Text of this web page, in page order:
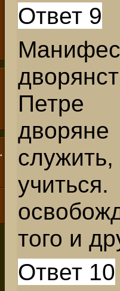
Ответ 9
того и
Ответ 10